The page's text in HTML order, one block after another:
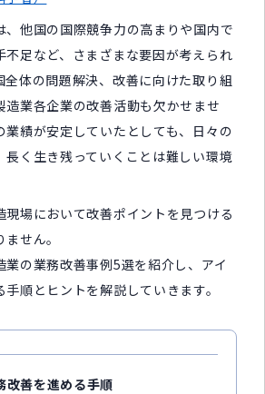
、他国の国際競争力の高まりや国内で
不足など、さまざまな要因が考えられ
全体の問題解決、改善に向けた取り組
造業各企業の改善活動も欠かせませ
業績が安定していたとしても、日々の
長く生き残っていくことは難しい環境
現場において改善ポイントを見つける
せん。
業の業務改善事例5選を紹介し、アイ
順とヒントを解説していきます。
改善を進める手順